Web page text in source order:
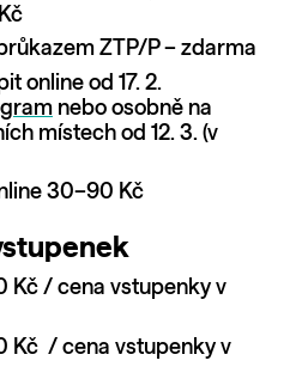
ZTP/P – zdarma
online od 17. 2.
nebo osobně na
místech od 12. 3. (v
30–90 Kč
Kč / cena vstupenky v
Kč / cena vstupenky v